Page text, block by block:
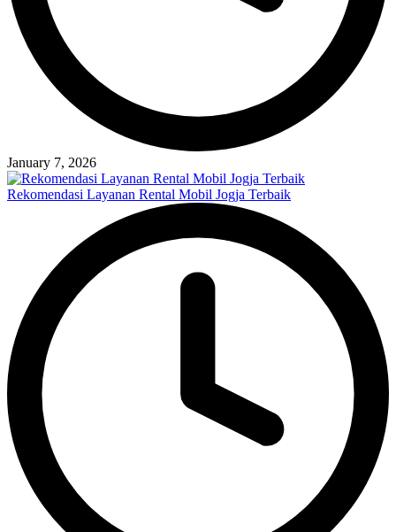
January 7, 2026
Rekomendasi Layanan Rental Mobil Jogja Terbaik